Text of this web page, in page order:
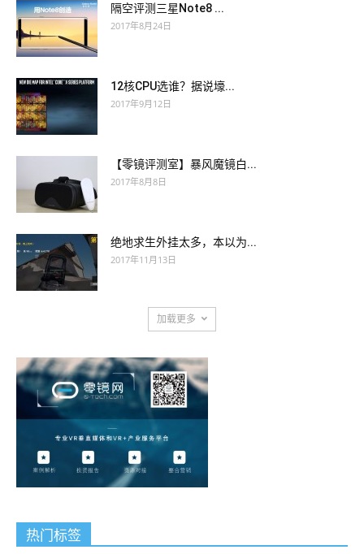
隔空评测三星Note8 ...
2017年8月24日
12核CPU选谁？据说壕...
2017年9月12日
【零镜评测室】暴风魔镜白...
2017年8月8日
绝地求生外挂太多，本以为...
2017年11月13日
加载更多
热门标签